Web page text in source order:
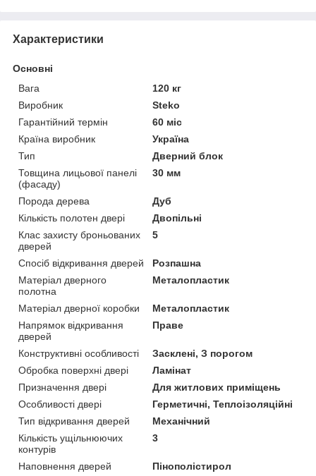
Характеристики
Основні
Вага
120 кг
Виробник
Steko
Гарантійний термін
60 міс
Країна виробник
Україна
Тип
Дверний блок
Товщина лицьової панелі
(фасаду)
30 мм
Порода дерева
Дуб
Кількість полотен двері
Двопільні
Клас захисту броньованих
дверей
5
Спосіб відкривання дверей
Розпашна
Матеріал дверного
полотна
Металопластик
Матеріал дверної коробки
Металопластик
Напрямок відкривання
дверей
Праве
Конструктивні особливості
Засклені, З порогом
Обробка поверхні двері
Ламінат
Призначення двері
Для житлових приміщень
Особливості двері
Герметичні, Теплоізоляційні
Тип відкривання дверей
Механічний
Кількість ущільнюючих
контурів
3
Наповнення дверей
Пінополістирол